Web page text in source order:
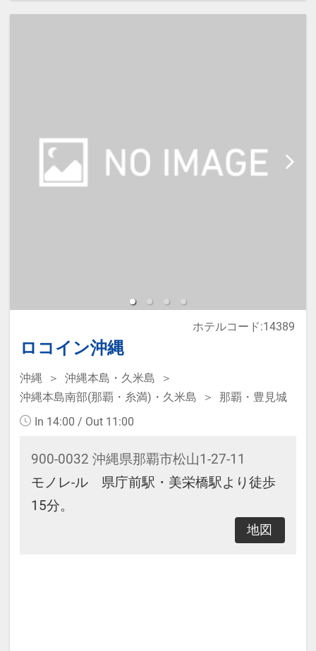
・朝食は、現地払いで追加も可能で
す。
・チェックインは15:00から、チェ
料：1,100円(現地払い)
※添い寝のお子様がいる場合は、施
※宿泊税が必要な場合は現地払いと
本プランは価格変動制です。
予約のタイミングや空室状況により
代金が変動するため、閲覧時と予約
時で価格が異なる場合があります。
あらかじめご了承ください。
ロコイン沖縄
ホテルコード:14389
沖縄
沖縄本島・久米島
沖縄本島南部(那覇・糸満)・久米島
那覇・豊見城
In 14:00 / Out 11:00
900-0032 沖縄県那覇市松山1-27-11
モノレ-ル 県庁前駅・美栄橋駅より徒歩
15分。
地図